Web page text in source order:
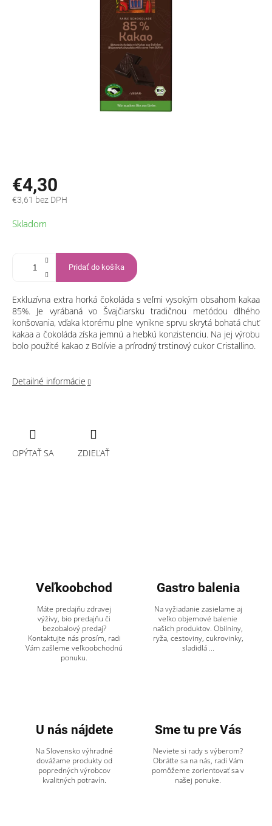
€4,30
€3,61 bez DPH
cena:
Skladom
Pridať do košíka
Exkluzívna extra horká čokoláda s veľmi vysokým obsahom kakaa
85%. Je vyrábaná vo Švajčiarsku tradičnou metódou dlhého
konšovania, vďaka ktorému plne vynikne sprvu skrytá bohatá chuť
kakaa a čokoláda získa jemnú a hebkú konzistenciu. Na jej výrobu
bolo použité kakao z Bolívie a prírodný trstinový cukor Cristallino.
Detailné informácie
OPÝTAŤ SA ZDIEĽAŤ
Veľkoobchod
Máte predajňu zdravej
výživy, bio predajňu či
bezobalový predaj?
Kontaktujte nás prosím, radi
Vám zašleme veľkoobchodnú
ponuku.
Gastro balenia
Na vyžiadanie zasielame aj
veľko objemové balenie
našich produktov. Obilniny,
ryža, cestoviny, cukrovinky,
sladidlá ...
U nás nájdete
Na Slovensko výhradné
dovážame produkty od
popredných výrobcov
kvalitných potravín.
Sme tu pre Vás
Neviete si rady s výberom?
Obráťte sa na nás, radi Vám
pomôžeme zorientovať sa v
našej ponuke.